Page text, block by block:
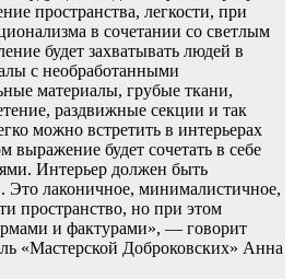
пространства, легкости, при
в сочетании со светлым
будет захватывать людей в
с необработанными
материалы, грубые ткани,
раздвижные секции и так
можно встретить в интерьерах
выражение будет сочетать в себе
Интерьер должен быть
Это лаконичное, минималистичное,
пространство, но при этом
и фактурами», — говорит
«Мастерской Доброковских» Анна